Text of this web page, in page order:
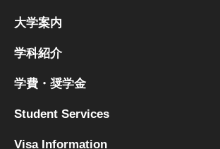
大学案内
学科紹介
学費・奨学金
Student Services
Visa Information